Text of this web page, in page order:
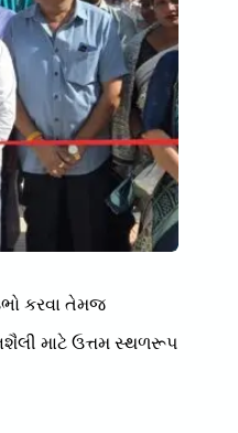
કરવા તેમજ
માટે ઉત્તમ સ્થળરૂપ